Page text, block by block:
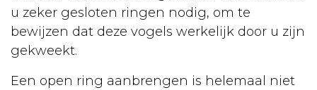
u zeker gesloten ringen nodig, om te
bewijzen dat deze vogels werkelijk door u zijn
gekweekt.
Een open ring aanbrengen is helemaal niet